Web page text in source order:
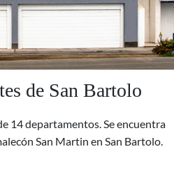
de San Bartolo
14 departamentos. Se encuentra
San Martin en San Bartolo.